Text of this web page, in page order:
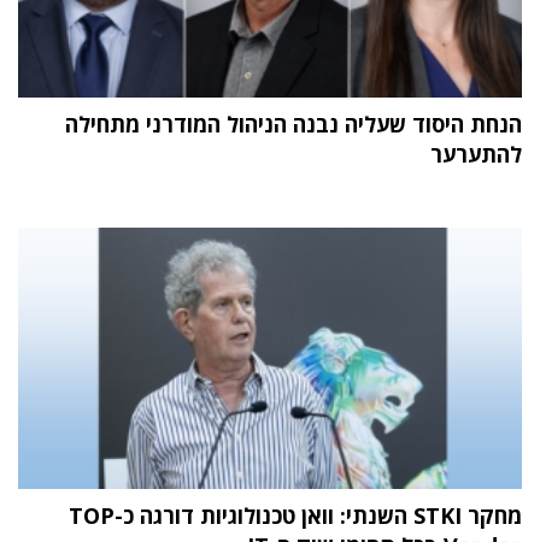
הנחת היסוד שעליה נבנה הניהול המודרני מתחילה
להתערער
מחקר STKI השנתי: וואן טכנולוגיות דורגה כ-TOP